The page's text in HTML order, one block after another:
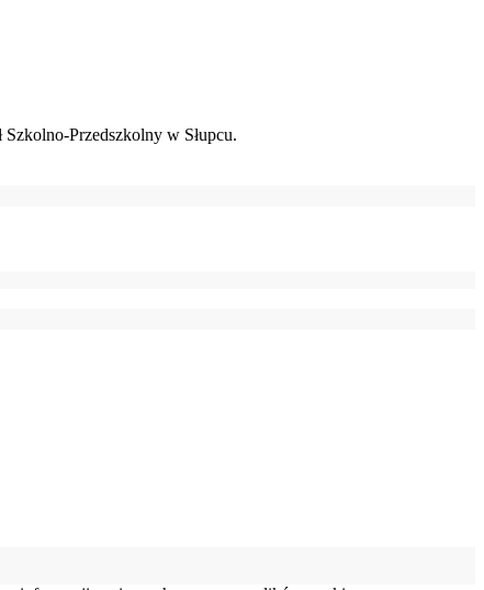
Przedszkolny w Słupcu.